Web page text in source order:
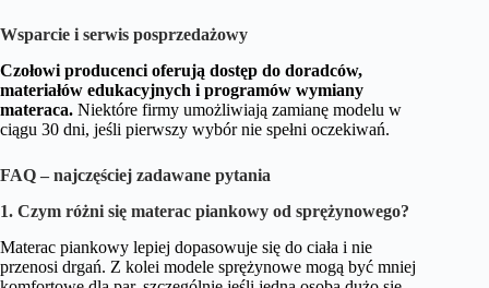
Wsparcie i serwis posprzedażowy
Czołowi producenci oferują dostęp do doradców,
materiałów edukacyjnych i programów wymiany
materaca. Niektóre firmy umożliwiają zamianę modelu w
ciągu 30 dni, jeśli pierwszy wybór nie spełni oczekiwań.
FAQ – najczęściej zadawane pytania
1. Czym różni się materac piankowy od sprężynowego?
Materac piankowy lepiej dopasowuje się do ciała i nie
przenosi drgań. Z kolei modele sprężynowe mogą być mniej